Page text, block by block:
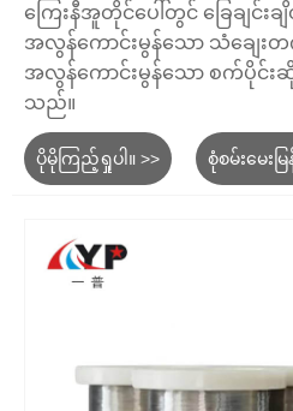
ကြေးနီအူတိုင်ပေါ်တွင် ခြေချင်းချိ
အလွန်ကောင်းမွန်သော သံချေး
အလွန်ကောင်းမွန်သော စက်ပိုင်းဆို
သည်။
ပိုမိုကြည့်ရှုပါ။ >> စုံစမ်းမေးမ